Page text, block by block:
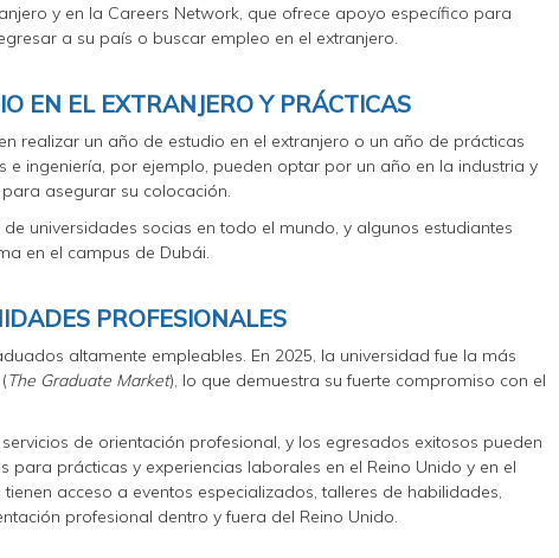
y en la Careers Network, que ofrece apoyo específico para
a su país o buscar empleo en el extranjero.
EN EL EXTRANJERO Y PRÁCTICAS
realizar un año de estudio en el extranjero o un año de prácticas
e ingeniería, por ejemplo, pueden optar por un año en la industria y
asegurar su colocación.
universidades socias en todo el mundo, y algunos estudiantes
en el campus de Dubái.
PROFESIONALES
altamente empleables. En 2025, la universidad fue la más
The Graduate Market), lo que demuestra su fuerte compromiso con el
de orientación profesional, y los egresados exitosos pueden
prácticas y experiencias laborales en el Reino Unido y en el
acceso a eventos especializados, talleres de habilidades,
profesional dentro y fuera del Reino Unido.